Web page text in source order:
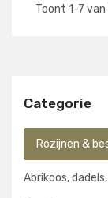
Categorie
Rozijnen &
Abrikoos,
Toont 1-7 van